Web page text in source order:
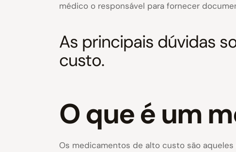
médico o responsável para fornecer
As principais dúvidas
custo.
O que é um
Os medicamentos de alto custo são